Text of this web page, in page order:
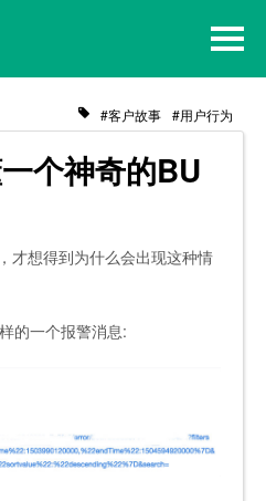
客户故事 用户行为
个神奇的BU
才想得到为什么会出现这种情
的一个报警消息: